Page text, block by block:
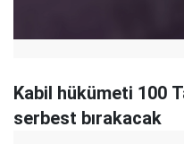
Kabil hükümeti 100
serbest bırakacak